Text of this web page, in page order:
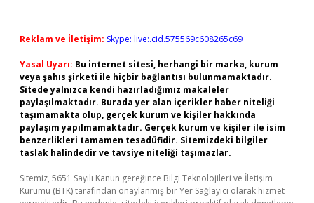
Reklam ve İletişim: Skype: live:.cid.575569c608265c69
Yasal Uyarı: Bu internet sitesi, herhangi bir marka, kurum
veya şahıs şirketi ile hiçbir bağlantısı bulunmamaktadır.
Sitede yalnızca kendi hazırladığımız makaleler
paylaşılmaktadır. Burada yer alan içerikler haber niteliği
taşımamakta olup, gerçek kurum ve kişiler hakkında
paylaşım yapılmamaktadır. Gerçek kurum ve kişiler ile isim
benzerlikleri tamamen tesadüfidir. Sitemizdeki bilgiler
taslak halindedir ve tavsiye niteliği taşımazlar.
Sitemiz, 5651 Sayılı Kanun gereğince Bilgi Teknolojileri ve İletişim
Kurumu (BTK) tarafından onaylanmış bir Yer Sağlayıcı olarak hizmet